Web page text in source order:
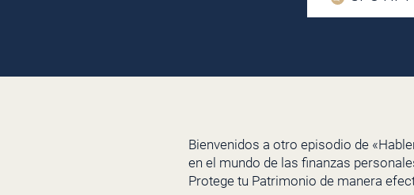
Bienvenidos a otro episodio de
en el mundo de las finanzas
Protege tu Patrimonio de manera